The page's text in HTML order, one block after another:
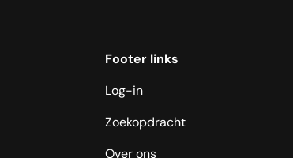
Footer links
Log-in
Zoekopdracht
Over ons